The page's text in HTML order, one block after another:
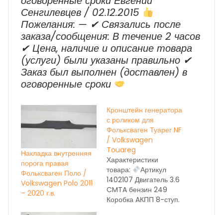
Сенгилевцев / 02.12.2015
Пожелания: — ✔ Cвязались после
заказа/сообщения: В течение 2 часов
✔ Цена, наличие и описание товара
(услуги) были указаны правильно ✔
Заказ был выполнен (доставлен) в
оговоренные сроки
Накладка внутренняя
порога правая
Фольксваген Поло /
Volkswagen Polo 2011
– 2020 г.в.
Кронштейн генератора
с роликом для
Фольксваген Туарег NF
/ Volkswagen
Touareg
Характеристики
товара:
Артикул
1402107 Двигатель 3.6
CMTA бензин 249
Коробка AКПП 8-ступ.